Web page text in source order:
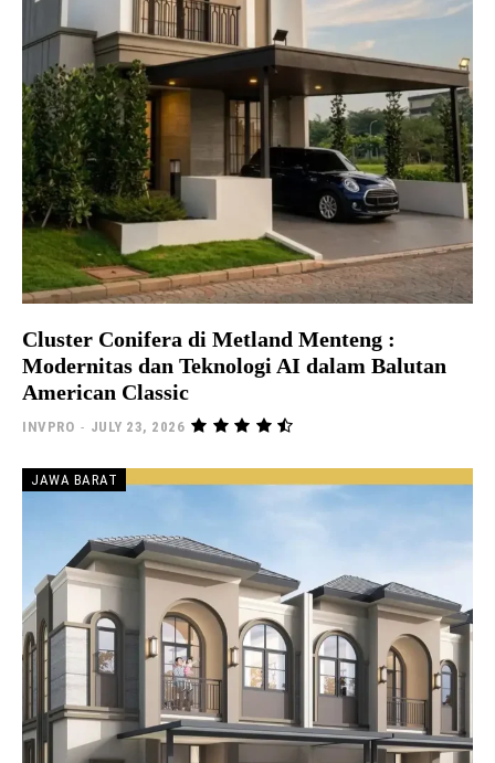
Cluster Conifera di Metland Menteng :
Modernitas dan Teknologi AI dalam Balutan
American Classic
INVPRO - JULY 23, 2026
JAWA BARAT